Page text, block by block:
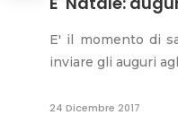
E' il momento di
inviare gli auguri
24 Dicembre 2017